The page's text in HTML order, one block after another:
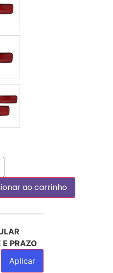
(MOTORISTA)
(PASSAGEIRO)
ao carrinho
E PRAZO
Aplicar